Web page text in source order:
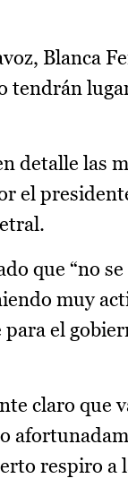
Blanca
tendrán
detalle las
el
que “no
muy
el
claro que
respiro a